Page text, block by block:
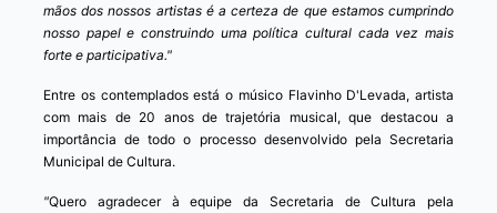
mãos dos nossos artistas é a certeza de que estamos cumprindo
nosso papel e construindo uma política cultural cada vez mais
forte e participativa."
Entre os contemplados está o músico Flavinho D'Levada, artista
com mais de 20 anos de trajetória musical, que destacou a
importância de todo o processo desenvolvido pela Secretaria
Municipal de Cultura.
"Quero agradecer à equipe da Secretaria de Cultura pela